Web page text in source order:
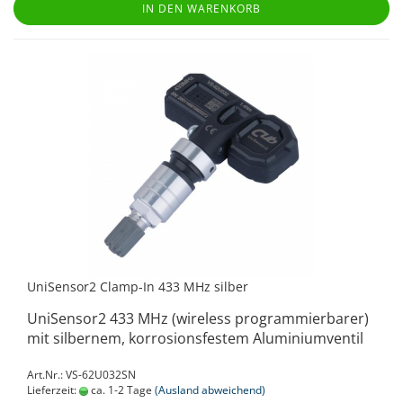
IN DEN WARENKORB
UniSensor2 Clamp-In 433 MHz silber
UniSensor2 433 MHz (wireless programmierbarer)
mit silbernem, korrosionsfestem Aluminiumventil
Art.Nr.: VS-62U032SN
Lieferzeit:
ca. 1-2 Tage (Ausland abweichend)